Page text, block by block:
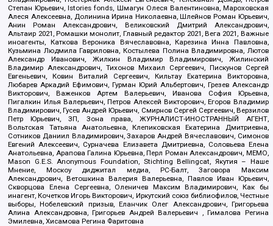
Степан Юрьевич, Istories fonds, Шмагун Олеся Валентиновна, Мароховская
Алеся Алексеевна, Долинина Ирина Николаевна, Шлейнов Роман Юрьевич,
Анин Роман Александрович, Великовский Дмитрий Александрович,
Альтаир 2021, Ромашки монолит, Главный редактор 2021, Вега 2021, Важные
иноагенты, Каткова Вероника Вячеславовна, Карезина Инна Павловна,
Кузьмина Людмила Гавриловна, Костылева Полина Владимировна, Лютов
Александр Иванович, Жилкин Владимир Владимирович, Жилинский
Владимир Александрович, Тихонов Михаил Сергеевич, Пискунов Сергей
Евгеньевич, Ковин Виталий Сергеевич, Кильтау Екатерина Викторовна,
Любарев Аркадий Ефимович, Гурман Юрий Альбертович, Грезев Александр
Викторович, Важенков Артем Валерьевич, Иванова София Юрьевна,
Пигалкин Илья Валерьевич, Петров Алексей Викторович, Егоров Владимир
Владимирович, Гусев Андрей Юрьевич, Смирнов Сергей Сергеевич, Верзилов
Петр Юрьевич, ЗП, Зона права, ЖУРНАЛИСТ-ИНОСТРАННЫЙ АГЕНТ,
Вольтская Татьяна Анатольевна, Клепиковская Екатерина Дмитриевна,
Сотников Даниил Владимирович, Захаров Андрей Вячеславович, Симонов
Евгений Алексеевич, Сурначева Елизавета Дмитриевна, Соловьева Елена
Анатольевна, Арапова Галина Юрьевна, Перл Роман Александрович, МЕМО,
Mason G.E.S. Anonymous Foundation, Stichting Bellingcat, Якутия – Наше
Мнение, Москоу диджитал медиа, РС-Балт, Заговора Максим
Александрович, Ветошкина Валерия Валерьевна, Павлов Иван Юрьевич,
Скворцова Елена Сергеевна, Оленичев Максим Владимирович, Как бы
инагент, Кочетков Игорь Викторович, Иркутский союз библиофилов, Честные
выборы, Нобелевский призыв, Еланчик Олег Александрович, Григорьева
Алина Александровна, Григорьев Андрей Валерьевич , Гималова Регина
Эмилевна, Хисамова Регина Фаритовна